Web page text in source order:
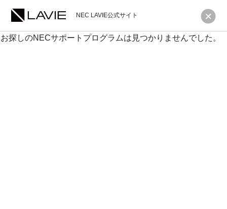
NEC LAVIE公式サイト
お探しのNECサポートプログラムは見つかりませんでした。